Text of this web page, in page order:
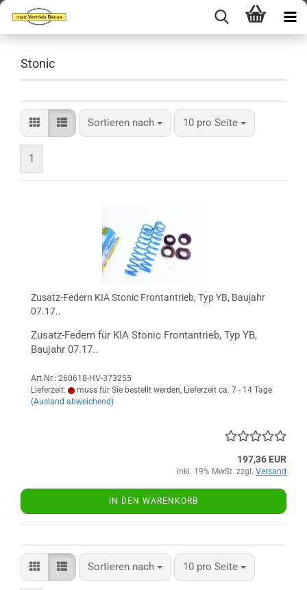
Stonic
Sortieren nach
Sortieren nach 10 pro Seite
pro Seite
1
Zusatz-Federn KIA Stonic Frontantrieb, Typ YB, Baujahr
07.17..
Zusatz-Federn für KIA Stonic Frontantrieb, Typ YB,
Baujahr 07.17..
Art.Nr.: 260618-HV-373255
Lieferzeit:
muss für Sie bestellt werden, Lieferzeit ca. 7 - 14 Tage
(Ausland abweichend)
197,36 EUR
inkl. 19% MwSt. zzgl. Versand
IN DEN WARENKORB
Sortieren nach
Sortieren nach 10 pro Seite
pro Seite